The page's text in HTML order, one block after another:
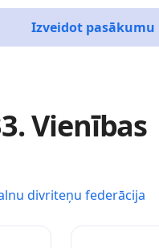
Izveidot pasākumu
Vienības
divriteņu federācija